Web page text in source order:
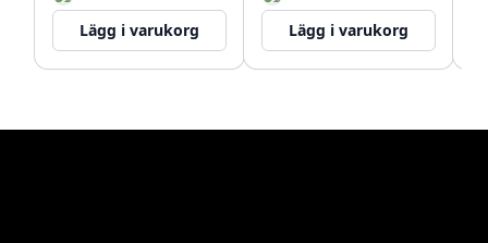
Lägg i varukorg Lägg i varukorg